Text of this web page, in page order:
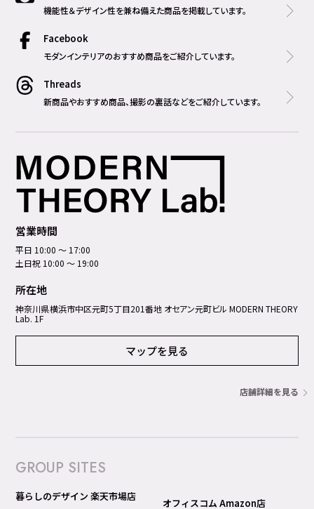
機能性＆デザイン性を兼ね備えた商品を掲載しています。
Facebook
モダンインテリアのおすすめ商品をご紹介しています。
Threads
新商品やおすすめ商品、撮影の裏話などをご紹介しています。
営業時間
平日 10:00 ～ 17:00
土日祝 10:00 ～ 19:00
所在地
神奈川県横浜市中区元町5丁⽬201番地 オセアン元町ビル MODERN THEORY
Lab. 1F
マップを見る
店舗詳細を見る
GROUP SITES
暮らしのデザイン 楽天市場店
オフィスコム Amazon店